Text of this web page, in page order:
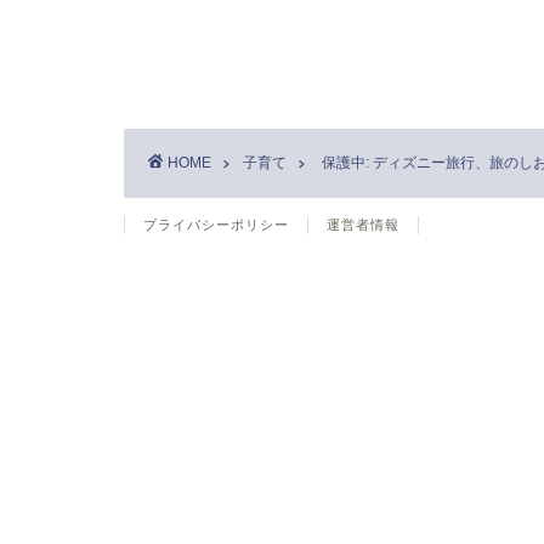
HOME 子育て 保護中: ディズニー旅行、旅のし
プライバシーポリシー 運営者情報